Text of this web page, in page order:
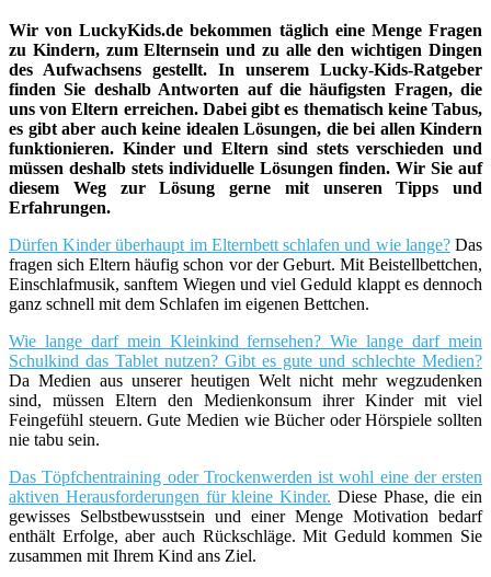
Wir von LuckyKids.de bekommen täglich eine Menge Fragen
zu Kindern, zum Elternsein und zu alle den wichtigen Dingen
des Aufwachsens gestellt. In unserem Lucky-Kids-Ratgeber
finden Sie deshalb Antworten auf die häufigsten Fragen, die
uns von Eltern erreichen. Dabei gibt es thematisch keine Tabus,
es gibt aber auch keine idealen Lösungen, die bei allen Kindern
funktionieren. Kinder und Eltern sind stets verschieden und
müssen deshalb stets individuelle Lösungen finden. Wir Sie auf
diesem Weg zur Lösung gerne mit unseren Tipps und
Erfahrungen.
Dürfen Kinder überhaupt im Elternbett schlafen und wie lange?Das
fragen sich Eltern häufig schon vor der Geburt. Mit Beistellbettchen,
Einschlafmusik, sanftem Wiegen und viel Geduld klappt es dennoch
ganz schnell mit dem Schlafen im eigenen Bettchen.
Wie lange darf mein Kleinkind fernsehen? Wie lange darf mein
Schulkind das Tablet nutzen? Gibt es gute und schlechte Medien?
Da Medien aus unserer heutigen Welt nicht mehr wegzudenken
sind, müssen Eltern den Medienkonsum ihrer Kinder mit viel
Feingefühl steuern. Gute Medien wie Bücher oder Hörspiele sollten
nie tabu sein.
Das Töpfchentraining oder Trockenwerden ist wohl eine der ersten
aktiven Herausforderungen für kleine Kinder. Diese Phase, die ein
gewisses Selbstbewusstsein und einer Menge Motivation bedarf
enthält Erfolge, aber auch Rückschläge. Mit Geduld kommen Sie
zusammen mit Ihrem Kind ans Ziel.